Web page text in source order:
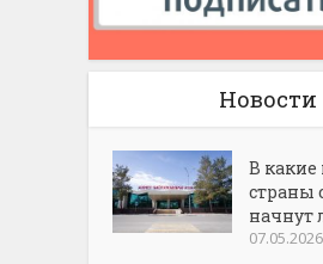
Новости
В какие
страны
начнут